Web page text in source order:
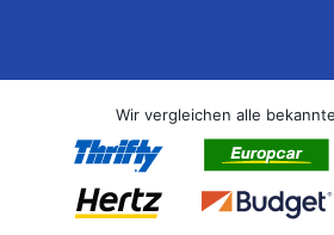
Wir vergleichen alle